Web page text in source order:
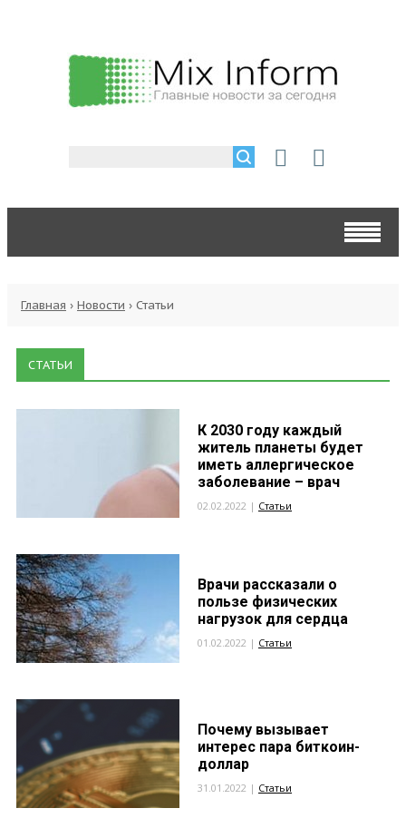
Главная › Новости › Статьи
СТАТЬИ
К 2030 году каждый
житель планеты будет
иметь аллергическое
заболевание – врач
02.02.2022 | Статьи
Врачи рассказали о
пользе физических
нагрузок для сердца
01.02.2022 | Статьи
Почему вызывает
интерес пара биткоин-
доллар
31.01.2022 | Статьи